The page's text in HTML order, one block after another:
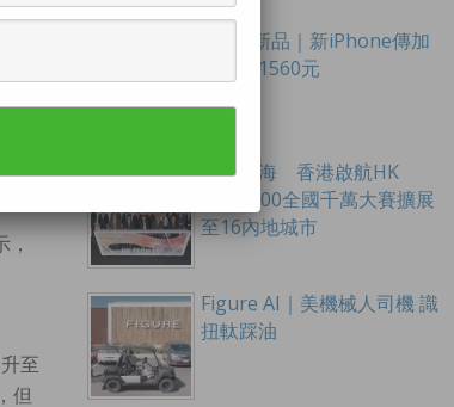
至
但
POPULAR POSTS
Apple新品｜新iPhone傳加
價最多1560元
創科出海 香港啟航HK
Tech 300全國千萬大賽擴展
至16內地城市
Figure AI｜美機械人司機 識
扭軚踩油